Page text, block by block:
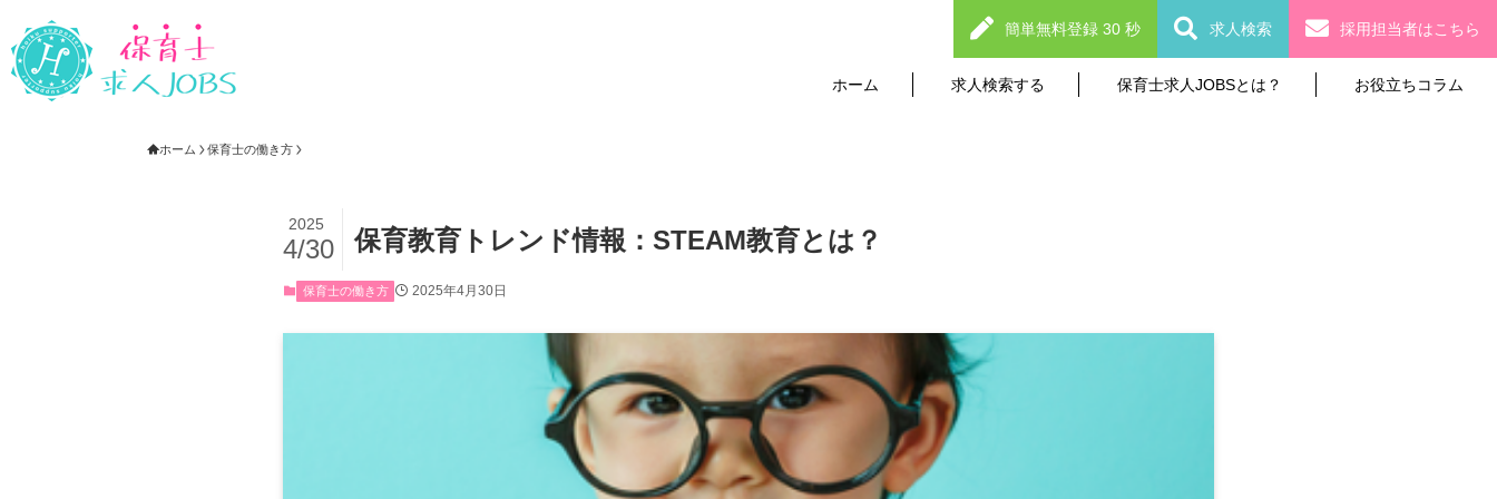
ホーム 求人検索する 保育士求人JOBSとは？ お役立ちコラム
簡単無料登録 30 秒 求人検索 採用担当者はこちら
ホーム 保育士の働き方
保育教育トレンド情報：STEAM教育とは？
2025
4/30
保育士の働き方 2025年4月30日